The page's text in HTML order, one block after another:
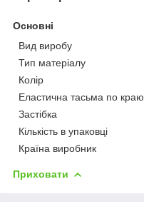
Основні
Вид виробу
Тип матеріалу
Колір
Еластична тасьма по краю
Застібка
Кількість в упаковці
Країна виробник
Приховати